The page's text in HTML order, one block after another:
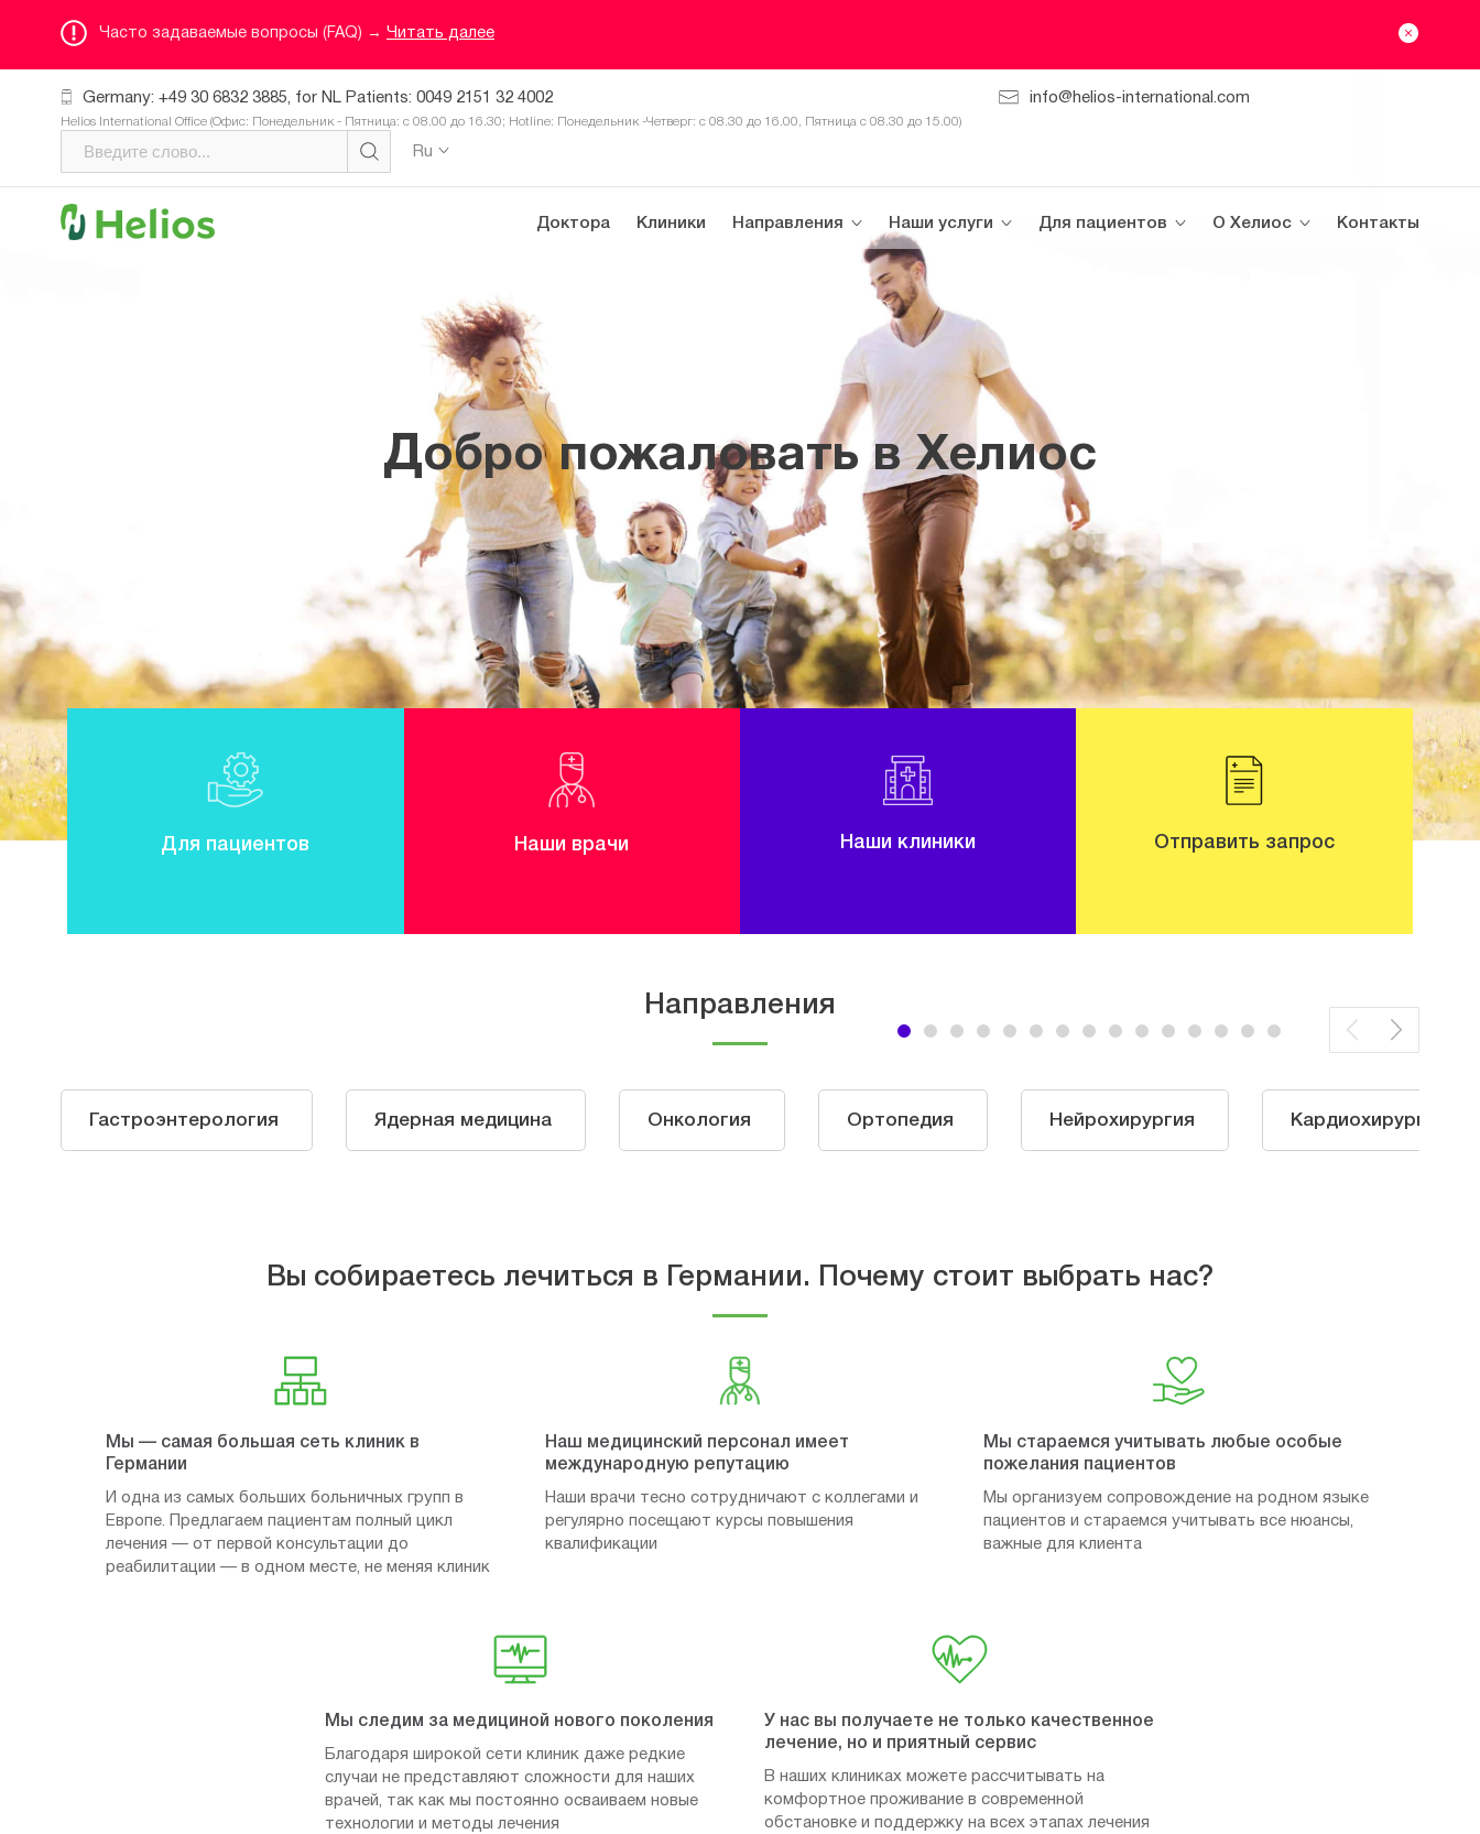
Часто задаваемые вопросы (FAQ) → Читать далее
Germany: +49 30 6832 3885, for NL Patients: 0049 2151 32 4002
Helios International Office (Офис: Понедельник - Пятница: с 08.00 до 16.30; Hotline: Понедельник -Четверг: с 08.30 до 16.00, Пятница с 08.30 до 15.00)
info@helios-international.com
Ru
Доктора Клиники Направления Наши услуги Для пациентов О Хелиос Контакты
Добро пожаловать в Хелиос
Для пациентов Наши врачи Наши клиники Отправить запрос
Направления
Гастроэнтерология Ядерная медицина Онкология Ортопедия Нейрохирургия Кардиохирургия
Вы собираетесь лечиться в Германии. Почему стоит выбрать нас?
Мы — самая большая сеть клиник в
Германии
И одна из самых больших больничных групп в
Европе. Предлагаем пациентам полный цикл
лечения — от первой консультации до
реабилитации — в одном месте, не меняя клиник
Наш медицинский персонал имеет
международную репутацию
Наши врачи тесно сотрудничают с коллегами и
регулярно посещают курсы повышения
квалификации
Мы стараемся учитывать любые особые
пожелания пациентов
Мы организуем сопровождение на родном языке
пациентов и стараемся учитывать все нюансы,
важные для клиента
Мы следим за медициной нового поколения
Благодаря широкой сети клиник даже редкие
случаи не представляют сложности для наших
врачей, так как мы постоянно осваиваем новые
технологии и методы лечения
У нас вы получаете не только качественное
лечение, но и приятный сервис
В наших клиниках можете рассчитывать на
комфортное проживание в современной
обстановке и поддержку на всех этапах лечения